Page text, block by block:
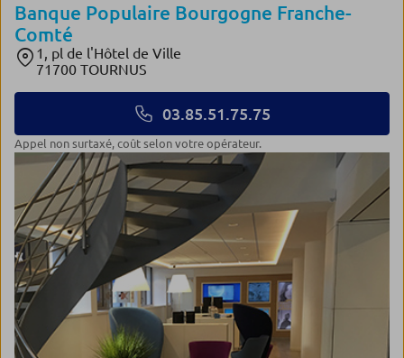
Banque Populaire Bourgogne Franche-
Comté
1, pl de l'Hôtel de Ville
71700 TOURNUS
03.85.51.75.75
Appel non surtaxé, coût selon votre opérateur.